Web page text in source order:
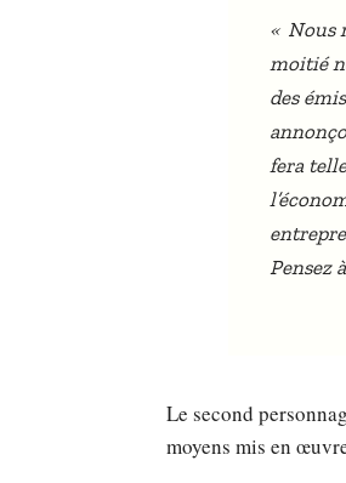
« Nous
moitié
des
fera
Pensez
Le second
moyens mis en